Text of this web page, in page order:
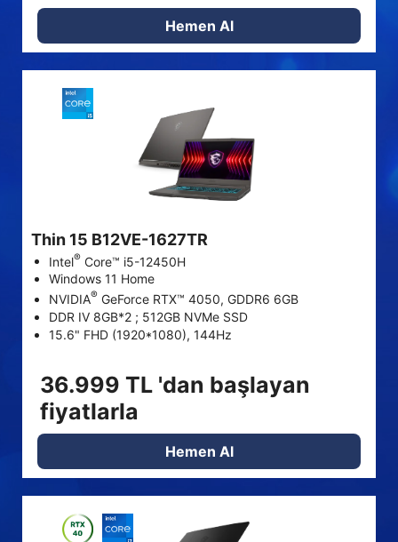
Hemen Al
Thin 15 B12VE-1627TR
Intel® Core™ i5-12450H
Windows 11 Home
NVIDIA® GeForce RTX™ 4050, GDDR6 6GB
DDR IV 8GB*2 ; 512GB NVMe SSD
15.6" FHD (1920*1080), 144Hz
36.999 TL 'dan başlayan
fiyatlarla
Hemen Al